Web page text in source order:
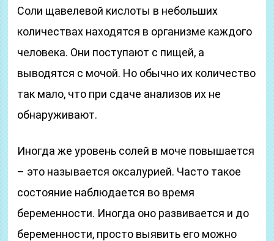
Соли щавелевой кислоты в небольших
количествах находятся в организме каждого
человека. Они поступают с пищей, а
выводятся с мочой. Но обычно их количество
так мало, что при сдаче анализов их не
обнаруживают.
Иногда же уровень солей в моче повышается
– это называется оксалурией. Часто такое
состояние наблюдается во время
беременности. Иногда оно развивается и до
беременности, просто выявить его можно